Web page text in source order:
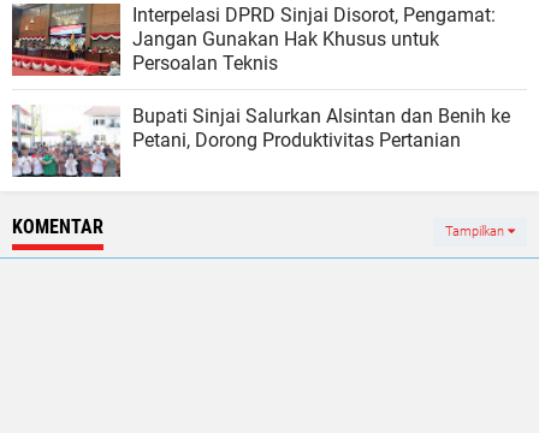
Interpelasi DPRD Sinjai Disorot, Pengamat:
Jangan Gunakan Hak Khusus untuk
Persoalan Teknis
Bupati Sinjai Salurkan Alsintan dan Benih ke
Petani, Dorong Produktivitas Pertanian
KOMENTAR Tampilkan